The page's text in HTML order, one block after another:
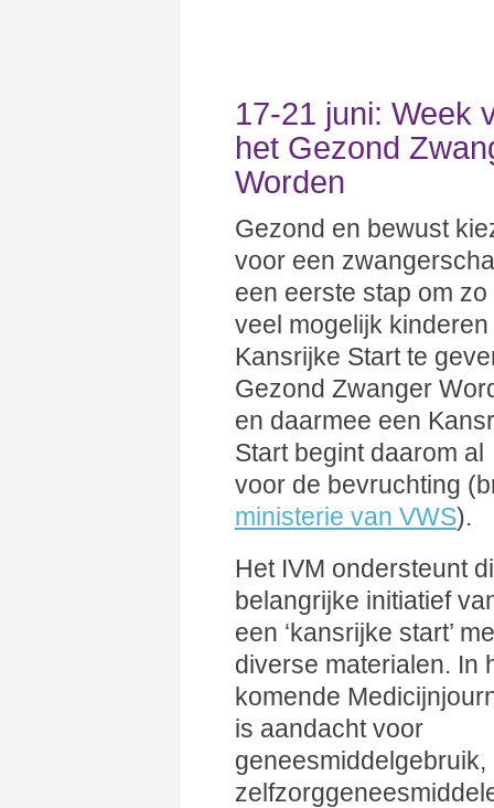
17-21 juni: Week
het Gezond
Worden
Gezond en bewust
voor een
een eerste stap om zo
veel mogelijk
Kansrijke Start te
Gezond Zwanger
en daarmee een
Start begint daarom al
voor de bevruchting
ministerie van VWS).
Het IVM ondersteunt
belangrijke initiatief
een ‘kansrijke start’
diverse materialen. In
komende
is aandacht voor
geneesmiddelgebruik,